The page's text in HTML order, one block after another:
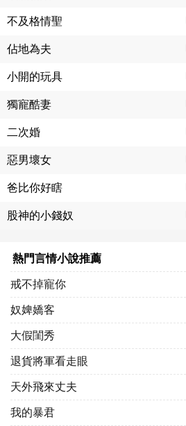
不及格情聖
佔地為夫
小開的玩具
獨寵酷妻
二次婚
惡男壞女
爸比你好瞎
股神的小錢奴
熱門言情小說推薦
戒不掉寵你
奴婢嬌客
大假閨秀
退貨將軍看走眼
天外飛來丈夫
我的暴君